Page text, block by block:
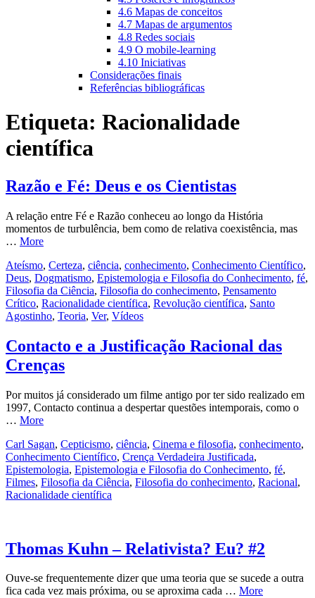
4.6 Mapas de conceitos
4.7 Mapas de argumentos
4.8 Redes sociais
4.9 O mobile-learning
4.10 Iniciativas
Considerações finais
Referências bibliográficas
Etiqueta: Racionalidade
científica
Razão e Fé: Deus e os Cientistas
A relação entre Fé e Razão conheceu ao longo da História
momentos de turbulência, bem como de relativa coexistência, mas
… More
Ateísmo, Certeza, ciência, conhecimento, Conhecimento Científico,
Deus, Dogmatismo, Epistemologia e Filosofia do Conhecimento, fé,
Filosofia da Ciência, Filosofia do conhecimento, Pensamento
Crítico, Racionalidade científica, Revolução científica, Santo
Agostinho, Teoria, Ver, Vídeos
Contacto e a Justificação Racional das
Crenças
Por muitos já considerado um filme antigo por ter sido realizado em
1997, Contacto continua a despertar questões intemporais, como o
… More
Carl Sagan, Cepticismo, ciência, Cinema e filosofia, conhecimento,
Conhecimento Científico, Crença Verdadeira Justificada,
Epistemologia, Epistemologia e Filosofia do Conhecimento, fé,
Filmes, Filosofia da Ciência, Filosofia do conhecimento, Racional,
Racionalidade científica
Thomas Kuhn – Relativista? Eu? #2
Ouve-se frequentemente dizer que uma teoria que se sucede a outra
fica cada vez mais próxima, ou se aproxima cada … More